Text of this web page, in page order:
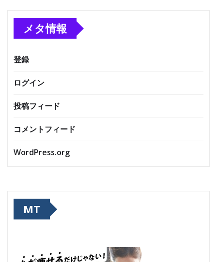
メタ情報
登録
ログイン
投稿フィード
コメントフィード
WordPress.org
MT